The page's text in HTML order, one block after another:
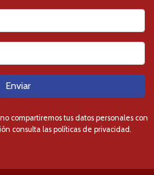
Enviar
compartiremos tus datos personales con
consulta las políticas de privacidad.